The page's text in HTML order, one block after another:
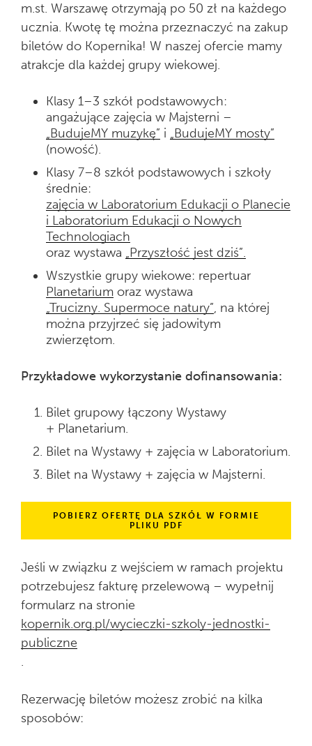
m.st. Warszawę otrzymają po 50 zł na każdego
ucznia. Kwotę tę można przeznaczyć na zakup
biletów do Kopernika! W naszej ofercie mamy
atrakcje dla każdej grupy wiekowej.
Klasy 1–3 szkół podstawowych:
angażujące zajęcia w Majsterni –
„BudujeMY muzykę” i „BudujeMY mosty”
(nowość).
Klasy 7–8 szkół podstawowych i szkoły
średnie:
zajęcia w Laboratorium Edukacji o Planecie
i Laboratorium Edukacji o Nowych
Technologiach
oraz wystawa „Przyszłość jest dziś”.
Wszystkie grupy wiekowe: repertuar
Planetarium oraz wystawa
„Trucizny. Supermoce natury”, na której
można przyjrzeć się jadowitym
zwierzętom.
Przykładowe wykorzystanie dofinansowania:
Bilet grupowy łączony Wystawy
+ Planetarium.
Bilet na Wystawy + zajęcia w Laboratorium.
Bilet na Wystawy + zajęcia w Majsterni.
POBIERZ OFERTĘ DLA SZKÓŁ W FORMIE
PLIKU PDF
Jeśli w związku z wejściem w ramach projektu
potrzebujesz fakturę przelewową – wypełnij
formularz na stronie
kopernik.org.pl/wycieczki-szkoly-jednostki-
publiczne
.
Rezerwację biletów możesz zrobić na kilka
sposobów: